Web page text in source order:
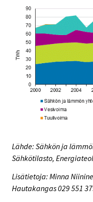
Lähde: Sähkön ja
Sähkötilasto,
Lisätietoja: Minna
Hautakangas 029 551